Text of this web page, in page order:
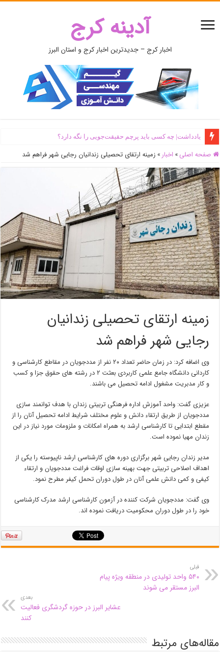
آدینه کرج
اخبار کرج – جدیدترین اخبار کرج و استان البرز
یادداشت| ‌چه کسی باید پرچم حقیقت‌جویی را نگه دارد؟
صفحه اصلی » اخبار » زمینه ارتقای تحصیلی زندانیان رجایی شهر فراهم شد
زمینه ارتقای تحصیلی زندانیان
رجایی شهر فراهم شد
وی اضافه کرد: در زمان حاضر تعداد ۲۰ نفر از مددجویان در مقاطع کارشناسی و
کاردانی دانشگاه جامع علمی کاربردی بعثت ۲ در رشته های حقوق جزا و کسب
و کار مدبریت مشغول ادامه تحصیل می باشند.
عزیزی گفت: واحد آموزش اداره فرهنگی تربیتی زندان با هدف توانمند سازی
مددجویان از طریق ارتقاء دانش و علوم مختلف شرایط ادامه تحصیل آنان را از
مقطع ابتدایی تا کارشناسی ارشد به همراه امکانات و ملزومات مورد نیاز در این
زندان مهیا نموده است.
مدیر زندان رجایی شهر برگزاری دوره های کارشناسی ارشد ناپیوسته را یکی از
اهداف اصلاحی تربیتی جهت بهینه سازی اوقات فراغت مددجویان و ارتقاء
کیفی و کمی دانش علمی آنان در طول دوران تحمل کیفر مطرح نمود.
وی گفت: مددجویان شرکت کننده در آزمون کارشناسی ارشد مدرک کارشناسی
خود را در طول دوران محکومیت دریافت نموده اند.
قبلی
۵۴۰ واحد تولیدی در منطقه ویژه پیام
البرز مستقر می شوند
بعدی
عشایر البرز در حوزه گردشگری فعالیت
کنند
مقاله‌های مرتبط